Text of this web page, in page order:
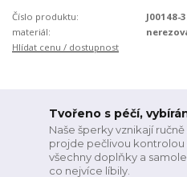
Číslo produktu:
J00148-
materiál:
Hlídat cenu / dostupnost
Tvořeno s péčí,
Naše šperky vznikají
projde pečlivou kontrolou
všechny doplňky a
co nejvíce líbily.